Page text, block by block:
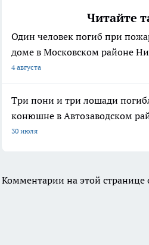
Читайте
Один человек погиб при
доме в Московском районе
4 августа
Три пони и три лошади
конюшне в Автозаводском
30 июля
Комментарии на этой